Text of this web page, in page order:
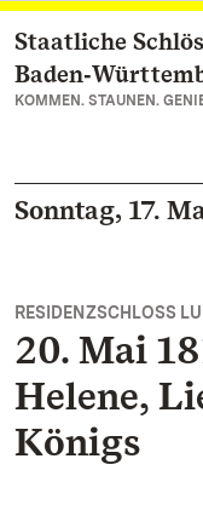
Zum Hauptinhalt
Staatliche
KOMMEN. STAUNEN.
Sonntag, 17.
RESIDENZSCHLOSS
20. Mai
Helene,
Königs